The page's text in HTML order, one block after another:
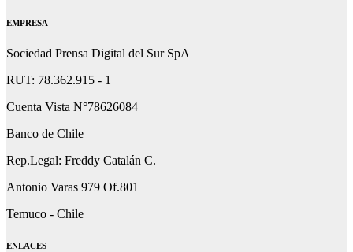
EMPRESA
Sociedad Prensa Digital del Sur SpA
RUT: 78.362.915 - 1
Cuenta Vista N°78626084
Banco de Chile
Rep.Legal: Freddy Catalán C.
Antonio Varas 979 Of.801
Temuco - Chile
ENLACES